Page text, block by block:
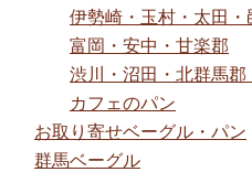
伊勢崎・玉村・太田・
富岡・安中・甘楽郡
渋川・沼田・北群馬
カフェのパン
お取り寄せベーグル・パン
群馬ベーグル